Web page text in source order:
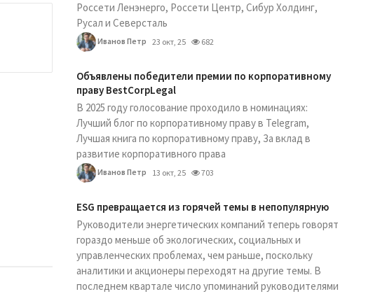
Россети Ленэнерго, Россети Центр, Сибур Холдинг,
Русал и Северсталь
Иванов Петр 23 окт, 25 682
Объявлены победители премии по корпоративному
праву BestCorpLegal
В 2025 году голосование проходило в номинациях:
Лучший блог по корпоративному праву в Telegram,
Лучшая книга по корпоративному праву, За вклад в
развитие корпоративного права
Иванов Петр 13 окт, 25 703
ESG превращается из горячей темы в непопулярную
Руководители энергетических компаний теперь говорят
гораздо меньше об экологических, социальных и
управленческих проблемах, чем раньше, поскольку
аналитики и акционеры переходят на другие темы. В
последнем квартале число упоминаний руководителями